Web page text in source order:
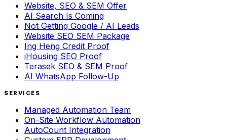
Website, SEO & SEM Offer
AI Search Is Coming
Not Getting Google / AI Leads
Website SEO SEM Package
Ing Heng Credit Proof
iHousing SEO Proof
Terasek SEO & SEM Proof
AI WhatsApp Follow-Up
SERVICES
Managed Automation Team
On-Site Workflow Automation
AutoCount Integration